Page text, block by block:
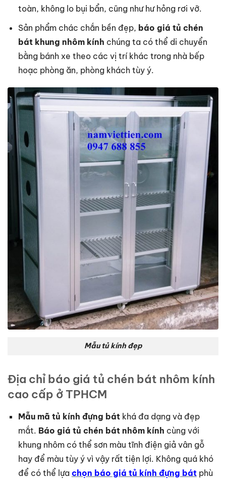
toàn, không lo bụi bẩn, cũng như hư hỏng rơi vỡ.
Sản phẩm chác chắn bền đẹp, báo giá tủ chén
bát khung nhôm kính chúng ta có thể di chuyển
bằng bánh xe theo các vị trí khác trong nhà bếp
hoạc phòng ăn, phòng khách tùy ý.
Mẫu tủ kính đẹp
Địa chỉ báo giá tủ chén bát nhôm kính
cao cấp ở TPHCM
Mẫu mã tủ kính đựng bátkhá đa dạng và đẹp
mắt. Báo giá tủ chén bát nhôm kính cùng với
khung nhôm có thể sơn màu tĩnh điện giả vân gỗ
hay để màu tùy ý vì vậy rất tiện lợi. Không quá khó
để có thể lựa chọn báo giá tủ kính đựng bátphù